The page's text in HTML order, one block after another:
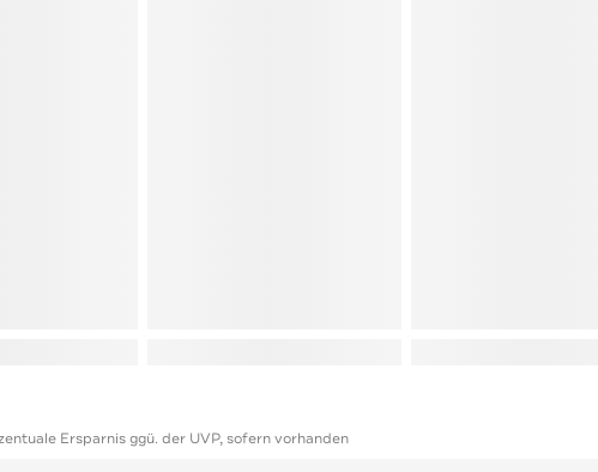
Ersparnis ggü. der UVP, sofern vorhanden